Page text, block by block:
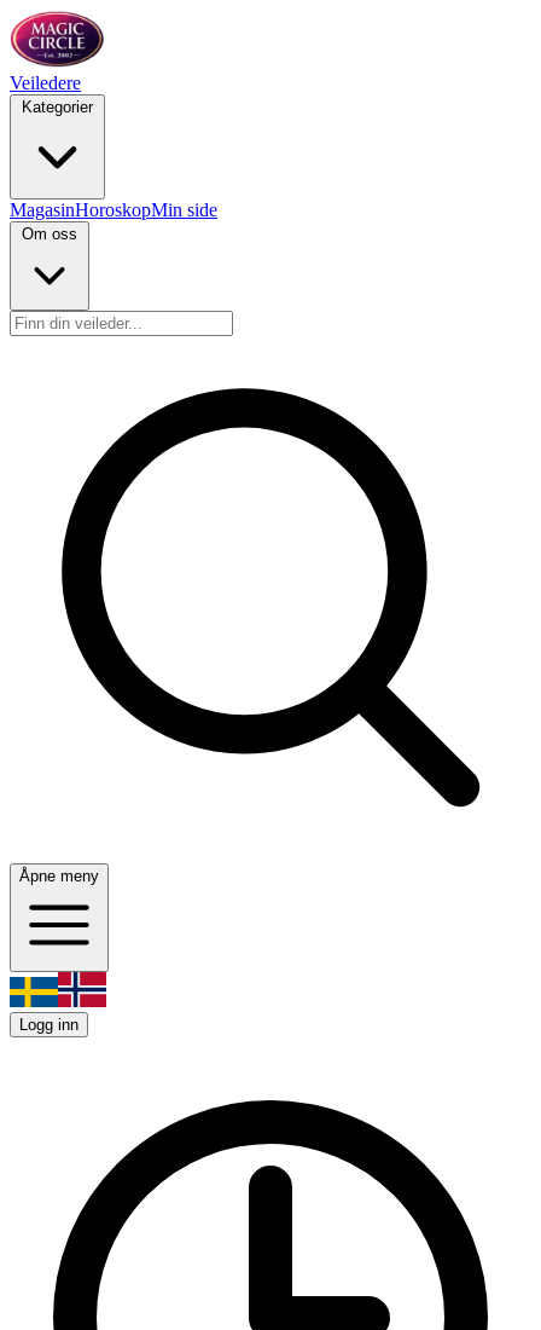
Veiledere
Kategorier
MagasinHoroskopMin side
Åpne meny
Logg inn